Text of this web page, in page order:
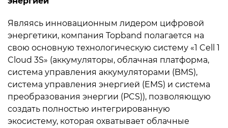
Являясь инновационным лидером цифровой
энергетики, компания Topband полагается на
свою основную технологическую систему «1 Cell 1
Cloud 3S» (аккумуляторы, облачная платформа,
система управления аккумуляторами (BMS),
система управления энергией (EMS) и система
преобразования энергии (PCS)), позволяющую
создать полностью интегрированную
экосистему, которая охватывает облачные